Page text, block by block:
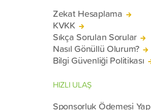
Zekat Hesaplama
KVKK
Sıkça Sorulan Sorular
Nasıl Gönüllü Olurum?
Bilgi Güvenliği Politikası
HIZLI ULAŞ
Sponsorluk Ödemesi Yap